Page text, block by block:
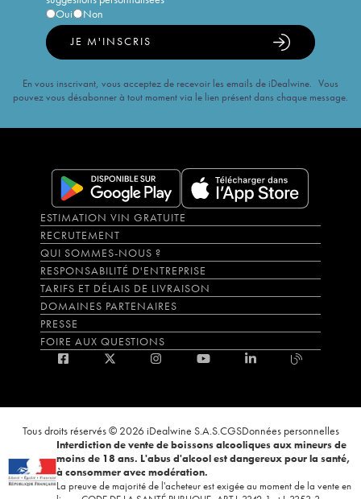
Oui
Non
JE M'INSCRIS
En vous inscrivant, vous acceptez de recevoir les emails de iDealwine. Vous
pouvez vous désabonner à tout moment via le lien présent dans chaque message.
ESTIMATION VIN GRATUITE
RECRUTEMENT
QUI SOMMES-NOUS ?
RESPONSABILITÉ D'ENTREPRISE
TARIFS ET DÉLAIS DE LIVRAISON
DOMAINES PARTENAIRES
PRESSE
FOIRE AUX QUESTIONS
Tous droits réservés © 2026 iDealwine S.A.S.CGSDonnées personnelles
Interdiction de vente de boissons alcooliques aux mineurs de
moins de 18 ans. L'abus d'alcool est dangereux pour la santé,
à consommer avec modération.
La preuve de majorité de l'acheteur est exigée au moment de la vente en